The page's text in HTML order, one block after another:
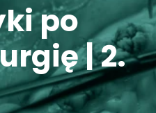
po
| 2.